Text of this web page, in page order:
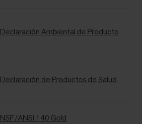
Declaración Ambiental de Producto
Declaración de Productos de Salud
NSF/ANSI 140 Gold